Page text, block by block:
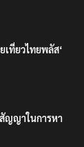
เที่ยวไทยพลัส‘
ญญาในการหา